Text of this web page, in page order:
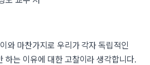
와 마찬가지로 우리가 각자 독립적인
하는 이유에 대한 고찰이라 생각합니다.